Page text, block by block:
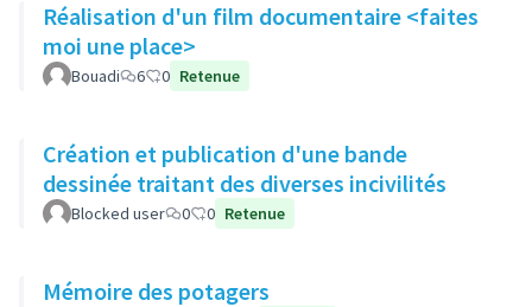
Réalisation d'un film documentaire <faites
moi une place>
Bouadi 6 0 Retenue
Création et publication d'une bande
dessinée traitant des diverses incivilités
Blocked user 0 0 Retenue
Mémoire des potagers